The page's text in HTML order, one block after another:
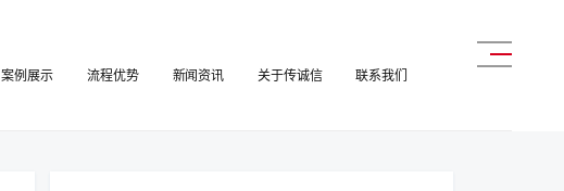
案例展示 流程优势 新闻资讯 关于传诚信 联系我们